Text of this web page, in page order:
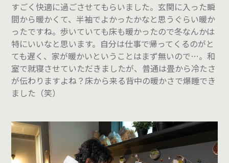
すごく快適に過ごさせてもらいました。玄関に入った瞬
間から暖かくて、半袖でよかったかなと思うぐらい暖か
ったですね。歩いていても床も暖かったので冬なんかは
特にいいなと思います。自分は仕事で帰ってくるのがと
ても遅く、家が暖かいということはまず無いので…。和
室で就寝させていただきましたが、普通は畳から冷たさ
が伝わりますよね？床から来る背中の暖かさで爆睡でき
ました（笑）